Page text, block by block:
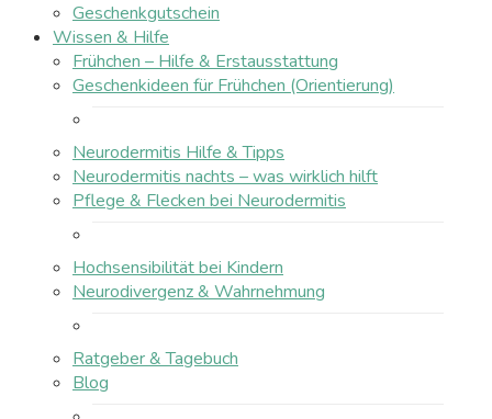
Geschenkgutschein
Wissen & Hilfe
Frühchen – Hilfe & Erstausstattung
Geschenkideen für Frühchen (Orientierung)
Neurodermitis Hilfe & Tipps
Neurodermitis nachts – was wirklich hilft
Pflege & Flecken bei Neurodermitis
Hochsensibilität bei Kindern
Neurodivergenz & Wahrnehmung
Ratgeber & Tagebuch
Blog